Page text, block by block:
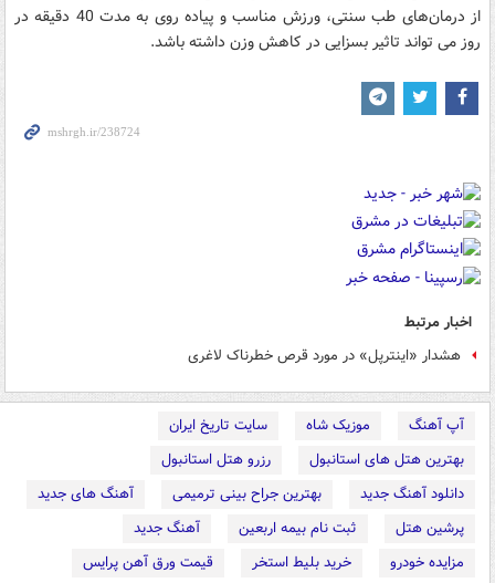
از درمان‌های طب سنتی، ورزش مناسب و پیاده روی به مدت 40 دقیقه در
روز می تواند تاثیر بسزایی در کاهش وزن داشته باشد.
اخبار مرتبط
هشدار «اینترپل» در مورد قرص خطرناک لاغری
آپ آهنگ موزیک شاه
سایت تاریخ ایران
بهترین هتل های استانبول
رزرو هتل استانبول
دانلود آهنگ جدید
بهترین جراح بینی ترمیمی
آهنگ های جدید
پرشین هتل
ثبت نام بیمه اربعین
آهنگ جدید
مزایده خودرو
خرید بلیط استخر
قیمت ورق آهن پرایس